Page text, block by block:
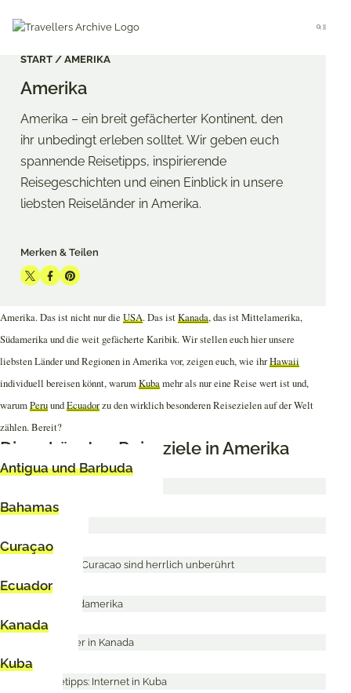
content
Menu
START AMERIKA
Amerika
Amerika – ein breit gefächerter Kontinent, den
ihr unbedingt erleben solltet. Wir geben euch
spannende Reisetipps, inspirierende
Reisegeschichten und einen Einblick in unsere
liebsten Reiseländer in Amerika.
Merken & Teilen
Share
Twitter
Share
Facebook
Share
Pinterest
Amerika. Das ist nicht nur die USA. Das ist Kanada, das ist Mittelamerika,
Südamerika und die weit gefächerte Karibik. Wir stellen euch hier unsere
liebsten Länder und Regionen in Amerika vor, zeigen euch, wie ihrHawaii
individuell bereisen könnt, warum Kubamehr als nur eine Reise wert ist und,
warum PeruundEcuadorzu den wirklich besonderen Reisezielen auf der Welt
zählen. Bereit?
Die schönsten Reiseziele in Amerika
Antigua und Barbuda
Bahamas
Curaçao
Ecuador
Kanada
Kuba